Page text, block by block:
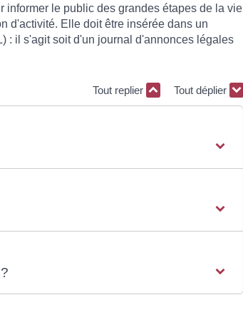
le public des grandes étapes de la vie
d'activité. Elle doit être insérée dans un
: il s'agit soit d'un journal d'annonces légales
Tout replier Tout déplier